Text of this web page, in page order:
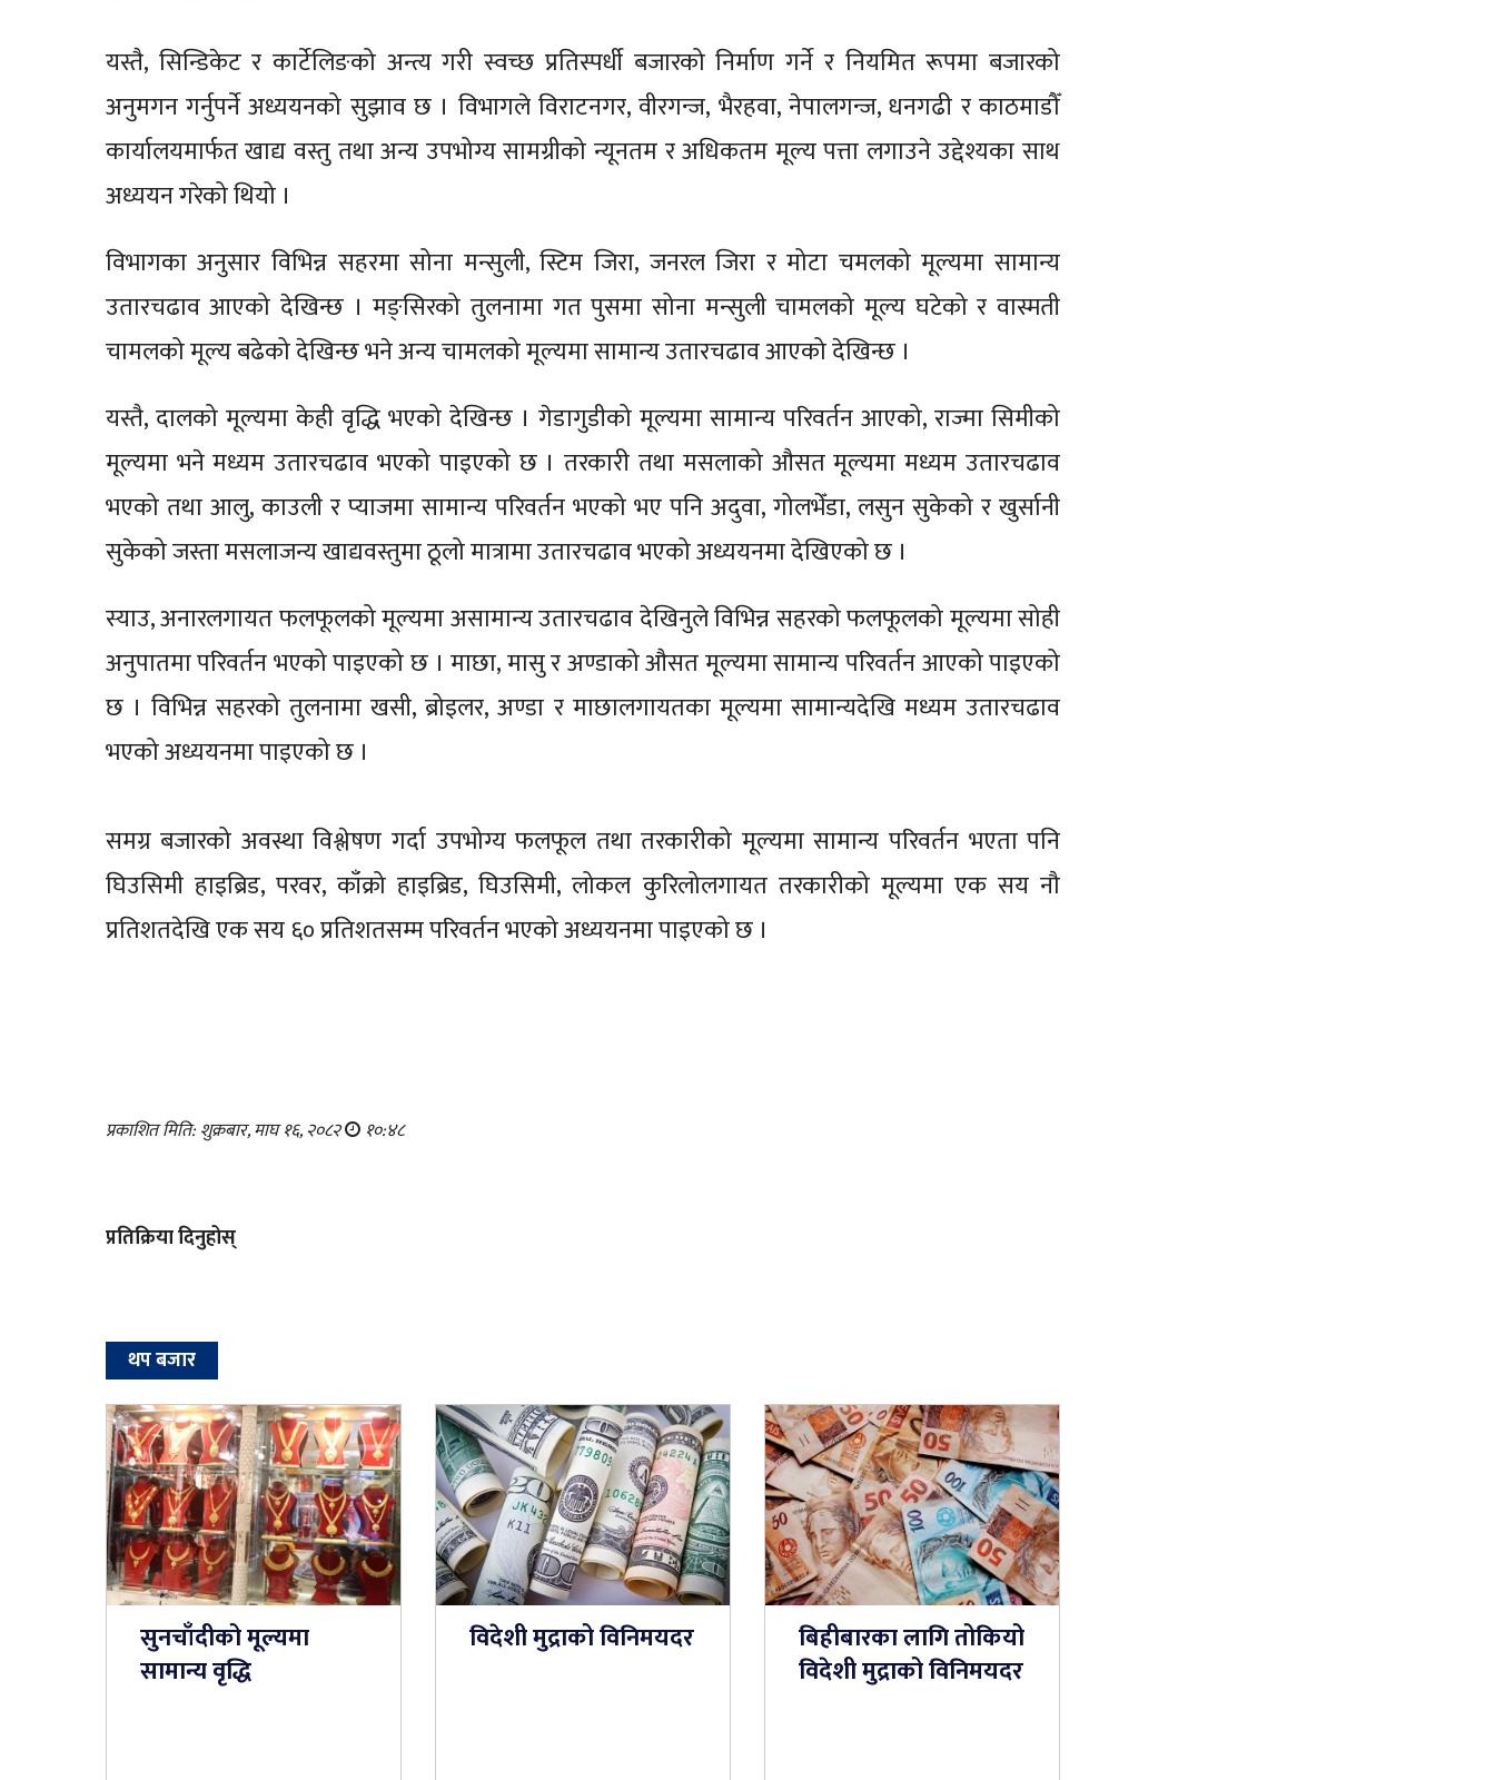
यस्तै, सिन्डिकेट र कार्टेलिङको अन्त्य गरी स्वच्छ प्रतिस्पर्धी बजारको निर्माण गर्ने र नियमित रूपमा बजारको
अनुमगन गर्नुपर्ने अध्ययनको सुझाव छ । विभागले विराटनगर, वीरगन्ज, भैरहवा, नेपालगन्ज, धनगढी र काठमाडौँ
कार्यालयमार्फत खाद्य वस्तु तथा अन्य उपभोग्य सामग्रीको न्यूनतम र अधिकतम मूल्य पत्ता लगाउने उद्देश्यका साथ
अध्ययन गरेको थियो ।
विभागका अनुसार विभिन्न सहरमा सोना मन्सुली, स्टिम जिरा, जनरल जिरा र मोटा चमलको मूल्यमा सामान्य
उतारचढाव आएको देखिन्छ । मङ्सिरको तुलनामा गत पुसमा सोना मन्सुली चामलको मूल्य घटेको र वास्मती
चामलको मूल्य बढेको देखिन्छ भने अन्य चामलको मूल्यमा सामान्य उतारचढाव आएको देखिन्छ ।
यस्तै, दालको मूल्यमा केही वृद्धि भएको देखिन्छ । गेडागुडीको मूल्यमा सामान्य परिवर्तन आएको, राज्मा सिमीको
मूल्यमा भने मध्यम उतारचढाव भएको पाइएको छ । तरकारी तथा मसलाको औसत मूल्यमा मध्यम उतारचढाव
भएको तथा आलु, काउली र प्याजमा सामान्य परिवर्तन भएको भए पनि अदुवा, गोलभेँडा, लसुन सुकेको र खुर्सानी
सुकेको जस्ता मसलाजन्य खाद्यवस्तुमा ठूलो मात्रामा उतारचढाव भएको अध्ययनमा देखिएको छ ।
स्याउ, अनारलगायत फलफूलको मूल्यमा असामान्य उतारचढाव देखिनुले विभिन्न सहरको फलफूलको मूल्यमा सोही
अनुपातमा परिवर्तन भएको पाइएको छ । माछा, मासु र अण्डाको औसत मूल्यमा सामान्य परिवर्तन आएको पाइएको
छ । विभिन्न सहरको तुलनामा खसी, ब्रोइलर, अण्डा र माछालगायतका मूल्यमा सामान्यदेखि मध्यम उतारचढाव
भएको अध्ययनमा पाइएको छ ।
समग्र बजारको अवस्था विश्लेषण गर्दा उपभोग्य फलफूल तथा तरकारीको मूल्यमा सामान्य परिवर्तन भएता पनि
घिउसिमी हाइब्रिड, परवर, काँक्रो हाइब्रिड, घिउसिमी, लोकल कुरिलोलगायत तरकारीको मूल्यमा एक सय नौ
प्रतिशतदेखि एक सय ६० प्रतिशतसम्म परिवर्तन भएको अध्ययनमा पाइएको छ ।
प्रकाशित मिति: शुक्रबार, माघ १६, २०८२ १०:४८
प्रतिक्रिया दिनुहोस्
थप बजार
सुनचाँदीको मूल्यमा
सामान्य वृद्धि
विदेशी मुद्राको विनिमयदर
बिहीबारका लागि तोकियो
विदेशी मुद्राको विनिमयदर